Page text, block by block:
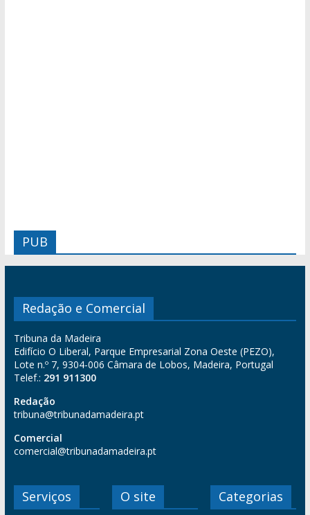
PUB
Redação e Comercial
Tribuna da Madeira
Edifício O Liberal, Parque Empresarial Zona Oeste (PEZO),
Lote n.º 7, 9304-006 Câmara de Lobos, Madeira, Portugal
Telef.: 291 911300
Redação
tribuna@tribunadamadeira.pt
Comercial
comercial@tribunadamadeira.pt
Serviços O site Categorias